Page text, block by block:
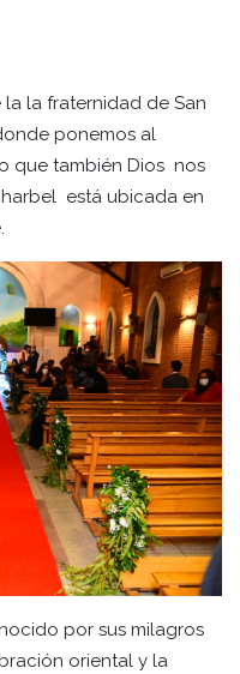
la fraternidad de San
ponemos al
que también Dios nos
está ubicada en
por sus milagros
oriental y la